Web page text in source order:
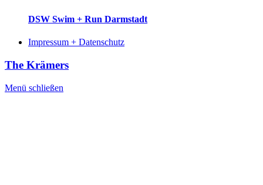
DSW Swim + Run Darmstadt
Impressum + Datenschutz
The Krämers
Menü schließen